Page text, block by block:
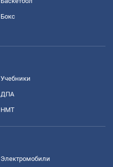
Бокс
Учебники
ДПА
НМТ
Электромобили